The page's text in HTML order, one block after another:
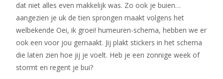
dat niet alles even makkelijk was. Zo ook je buien…
aangezien je uk de tien sprongen maakt volgens het
welbekende Oei, ik groei! humeuren-schema, hebben we er
ook een voor jou gemaakt. Jij plakt stickers in het schema
die laten zien hoe jij je voelt. Heb je een zonnige week of
stormt en regent je bui?